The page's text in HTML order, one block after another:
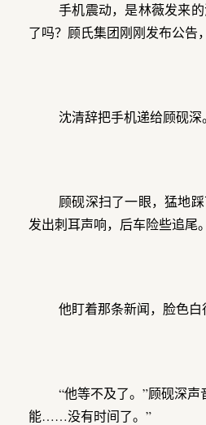
手机震动，是林薇发来
了吗？顾氏集团刚刚发布公告
沈清辞把手机递给顾砚深。
顾砚深扫了一眼，猛地
发出刺耳声响，后车险些追尾。
他盯着那条新闻，脸色白
“他等不及了。”顾砚深
能……没有时间了。”